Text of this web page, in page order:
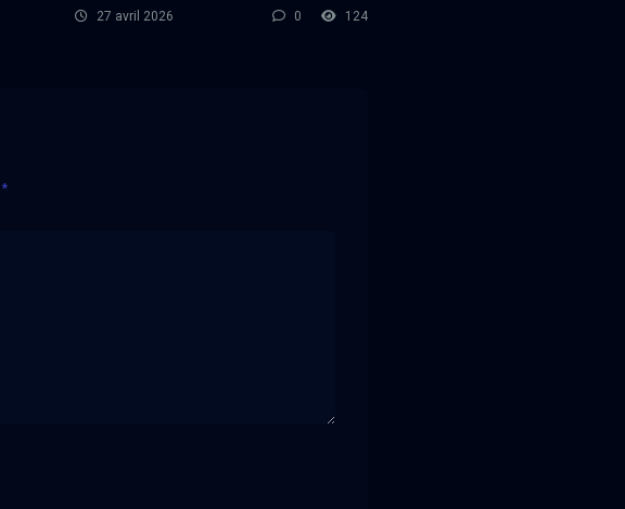
27 avril 2026 0 124
*